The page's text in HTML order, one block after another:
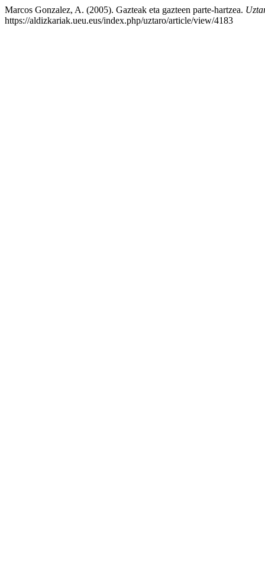
Marcos Gonzalez, A. (2005). Gazteak eta gazteen parte-hartzea.
https://aldizkariak.ueu.eus/index.php/uztaro/article/view/4183